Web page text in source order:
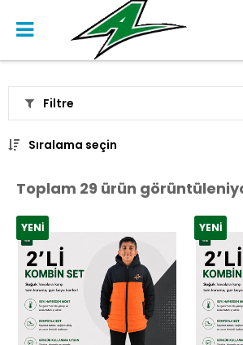
Filtre
Sıralama seçin
Toplam 29 ürün
YENI YENI